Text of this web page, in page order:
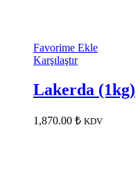
Favorime Ekle
Karşılaştır
Lakerda (1kg)
1,870.00 ₺ KDV